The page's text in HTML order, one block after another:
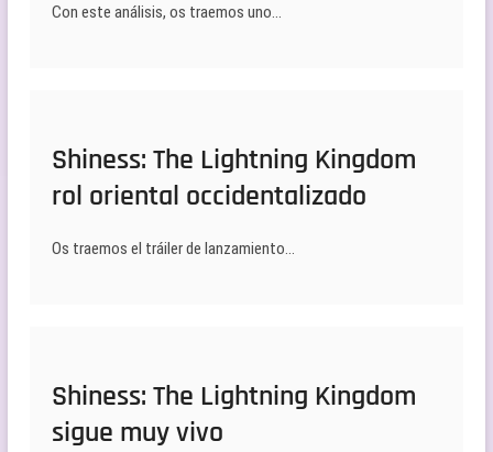
Con este análisis, os traemos uno…
Shiness: The Lightning Kingdom
rol oriental occidentalizado
Os traemos el tráiler de lanzamiento…
Shiness: The Lightning Kingdom
sigue muy vivo